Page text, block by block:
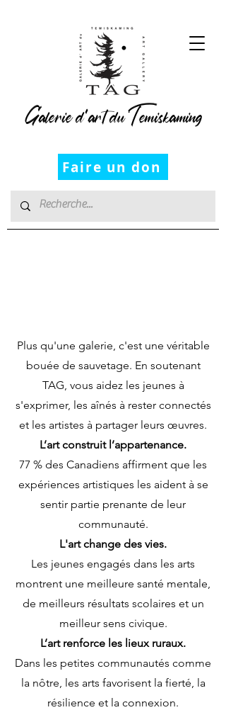
Faire un don
Galerie d’art du Temiskaming
Plus qu'une galerie, c'est une véritable
bouée de sauvetage. En soutenant
TAG, vous aidez les jeunes à
s'exprimer, les aînés à rester connectés
et les artistes à partager leurs œuvres.
L’art construit l’appartenance.
77 % des Canadiens affirment que les
expériences artistiques les aident à se
sentir partie prenante de leur
communauté.
L'art change des vies.
Les jeunes engagés dans les arts
montrent une meilleure santé mentale,
de meilleurs résultats scolaires et un
meilleur sens civique.
L’art renforce les lieux ruraux.
Dans les petites communautés comme
la nôtre, les arts favorisent la fierté, la
résilience et la connexion.